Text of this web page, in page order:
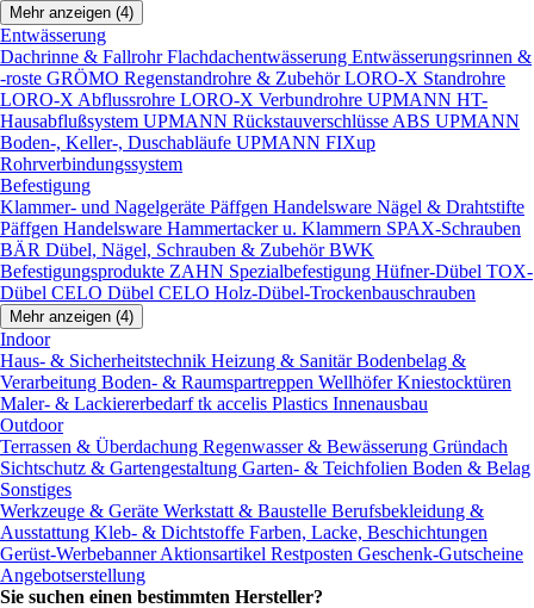
Mehr anzeigen (4)
Entwässerung
Dachrinne & FallrohrFlachdachentwässerung Entwässerungsrinnen &
-roste GRÖMO Regenstandrohre & ZubehörLORO-X Standrohre
LORO-X Abflussrohre LORO-X Verbundrohre UPMANN HT-
Hausabflußsystem UPMANN Rückstauverschlüsse ABS UPMANN
Boden-, Keller-, Duschabläufe UPMANN FIXup
Rohrverbindungssystem
Befestigung
Klammer- und Nagelgeräte Päffgen Handelsware Nägel & Drahtstifte
Päffgen Handelsware Hammertacker u. Klammern SPAX-Schrauben
BÄR Dübel, Nägel, Schrauben & ZubehörBWK
Befestigungsprodukte ZAHN Spezialbefestigung Hüfner-Dübel TOX-
Dübel CELO Dübel CELO Holz-Dübel-Trockenbauschrauben
Mehr anzeigen (4)
Indoor
Haus- & Sicherheitstechnik Heizung & SanitärBodenbelag &
Verarbeitung Boden- & Raumspartreppen Wellhöfer Kniestocktüren
Maler- & Lackiererbedarftk accelis Plastics Innenausbau
Outdoor
Terrassen & Überdachung Regenwasser & Bewässerung Gründach
Sichtschutz & Gartengestaltung Garten- & Teichfolien Boden & Belag
Sonstiges
Werkzeuge & Geräte Werkstatt & Baustelle Berufsbekleidung &
Ausstattung Kleb- & Dichtstoffe Farben, Lacke, Beschichtungen
Gerüst-WerbebannerAktionsartikel Restposten Geschenk-Gutscheine
Angebotserstellung
Sie suchen einen bestimmten Hersteller?